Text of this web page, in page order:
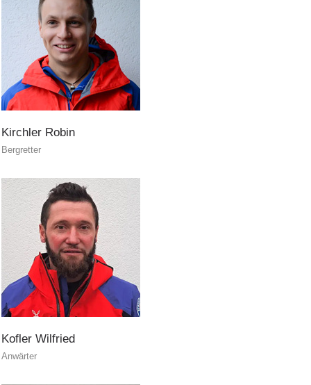
Soccorso in montagna
Kirchler Robin
Bergretter
Kofler Wilfried
Anwärter